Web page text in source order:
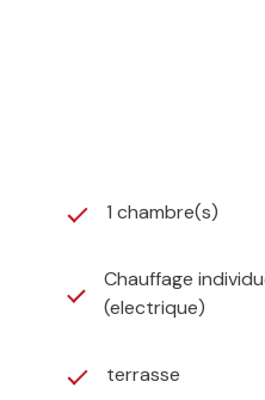
1 chambre(s)
Chauffage
(electrique)
terrasse